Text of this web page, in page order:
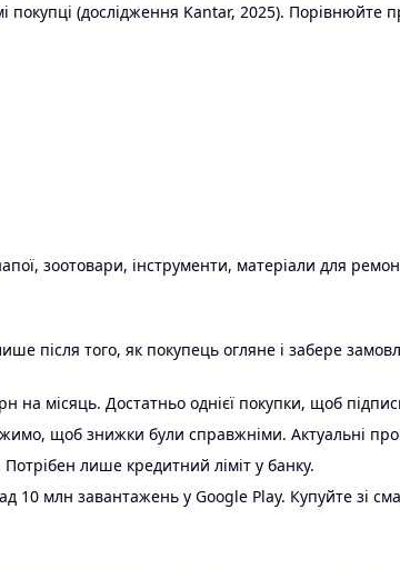
(дослідження Kantar, 2025). Порівнюйте
зоотовари, інструменти, матеріали для
після того, як покупець огляне і забере
на місяць. Достатньо однієї покупки, щоб
щоб знижки були справжніми. Актуальні
Потрібен лише кредитний ліміт у банку.
10 млн завантажень у Google Play. Купуйте зі